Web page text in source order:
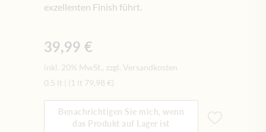
exzellenten Finish führt.
39,99 €
inkl. 20% MwSt., zzgl. Versandkosten
0.5 lt
(1 lt 79,98 €)
Benachrichtigen Sie mich, wenn
das Produkt auf Lager ist